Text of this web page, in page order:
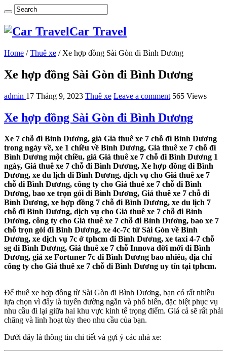
Car Travel
Home / Thuê xe / Xe hợp đồng Sài Gòn đi Bình Dương
Xe hợp đồng Sài Gòn đi Bình Dương
admin 17 Tháng 9, 2023 Thuê xe Leave a comment 565 Views
Xe hợp đồng Sài Gòn đi Bình Dương
Xe 7 chỗ đi Bình Dương, giá Giá thuê xe 7 chỗ đi Bình Dương
trong ngày về, xe 1 chiều về Bình Dương, Giá thuê xe 7 chỗ đi
Bình Dương một chiều, giá Giá thuê xe 7 chỗ đi Bình Dương 1
ngày, Giá thuê xe 7 chỗ đi Bình Dương, Xe hợp đồng đi Bình
Dương, xe du lịch đi Bình Dương, dịch vụ cho Giá thuê xe 7
chỗ đi Bình Dương, công ty cho Giá thuê xe 7 chỗ đi Bình
Dương, bao xe trọn gói đi Bình Dương, Giá thuê xe 7 chỗ đi
Bình Dương, xe hợp đồng 7 chỗ đi Bình Dương, xe du lịch 7
chỗ đi Bình Dương, dịch vụ cho Giá thuê xe 7 chỗ đi Bình
Dương, công ty cho Giá thuê xe 7 chỗ đi Bình Dương, bao xe 7
chỗ trọn gói đi Bình Dương, xe 4c-7c từ Sài Gòn về Bình
Dương, xe dịch vụ 7c ở tphcm đi Bình Dương, xe taxi 4-7 chỗ
sg đi Bình Dương, Giá thuê xe 7 chỗ Innova đời mới đi Bình
Dương, giá xe Fortuner 7c đi Bình Dương bao nhiêu, địa chỉ
công ty cho Giá thuê xe 7 chỗ đi Bình Dương uy tín tại tphcm.
Để thuê xe hợp đồng từ Sài Gòn đi Bình Dương, bạn có rất nhiều
lựa chọn vì đây là tuyến đường ngắn và phổ biến, đặc biệt phục vụ
nhu cầu đi lại giữa hai khu vực kinh tế trọng điểm. Giá cả sẽ rất phải
chăng và linh hoạt tùy theo nhu cầu của bạn.
Dưới đây là thông tin chi tiết và gợi ý các nhà xe: